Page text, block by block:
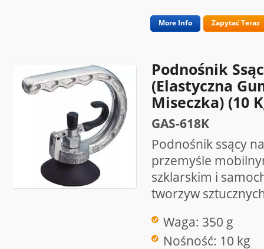
More Info Zapytać Teraz
Podnośnik
(elastyczna
Miseczka) (10
GAS-618K
Podnośnik ssący
przemyśle
szklarskim i
tworzyw
Waga: 350 g
Nośność: 10 kg